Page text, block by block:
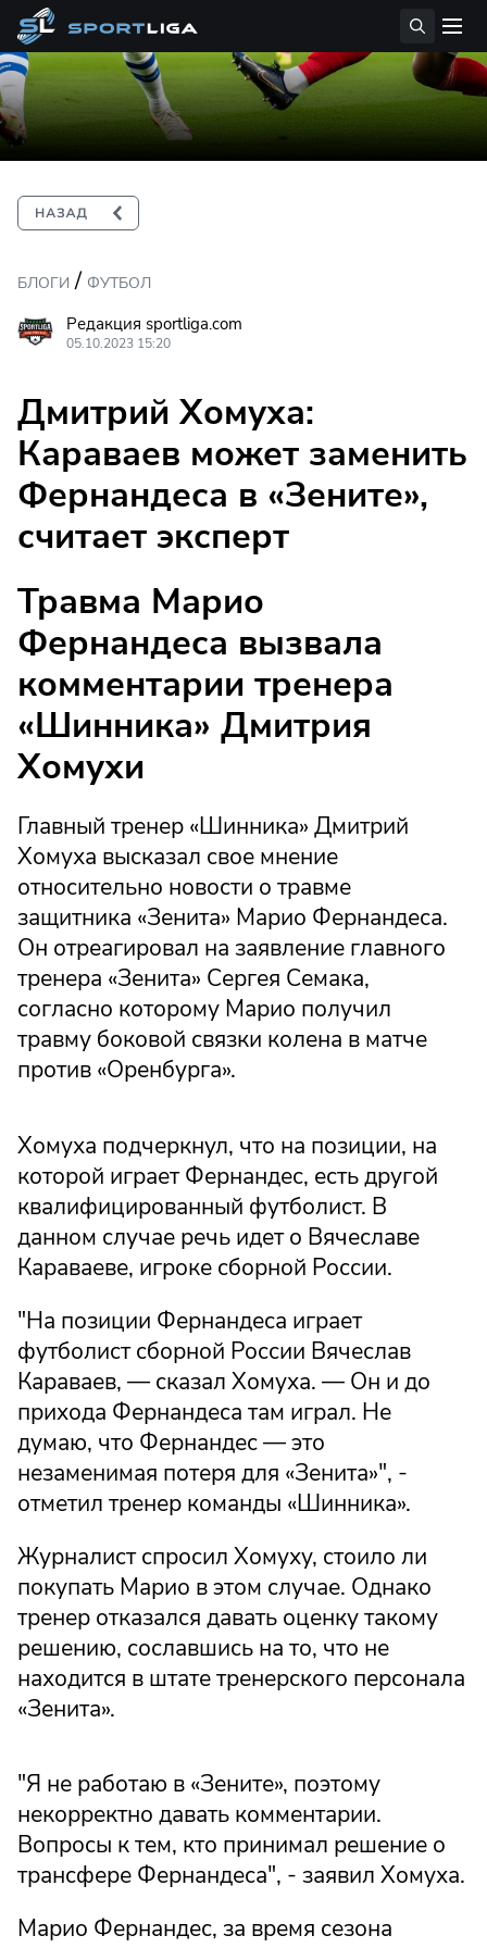
БЛОГИ / ФУТБОЛ
Редакция sportliga.com
05.10.2023 15:20
Дмитрий Хомуха:
Караваев может заменить
Фернандеса в «Зените»,
считает эксперт
Травма Марио
Фернандеса вызвала
комментарии тренера
«Шинника» Дмитрия
Хомухи
Главный тренер «Шинника» Дмитрий
Хомуха высказал свое мнение
относительно новости о травме
защитника «Зенита» Марио Фернандеса.
Он отреагировал на заявление главного
тренера «Зенита» Сергея Семака,
согласно которому Марио получил
травму боковой связки колена в матче
против «Оренбурга».
Хомуха подчеркнул, что на позиции, на
которой играет Фернандес, есть другой
квалифицированный футболист. В
данном случае речь идет о Вячеславе
Караваеве, игроке сборной России.
"На позиции Фернандеса играет
футболист сборной России Вячеслав
Караваев, — сказал Хомуха. — Он и до
прихода Фернандеса там играл. Не
думаю, что Фернандес — это
незаменимая потеря для «Зенита»", -
отметил тренер команды «Шинника».
Журналист спросил Хомуху, стоило ли
покупать Марио в этом случае. Однако
тренер отказался давать оценку такому
решению, сославшись на то, что не
находится в штате тренерского персонала
«Зенита».
"Я не работаю в «Зените», поэтому
некорректно давать комментарии.
Вопросы к тем, кто принимал решение о
трансфере Фернандеса", - заявил Хомуха.
Марио Фернандес, за время сезона